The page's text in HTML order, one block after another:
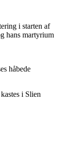
i starten af
hans martyrium
håbede
i Slien